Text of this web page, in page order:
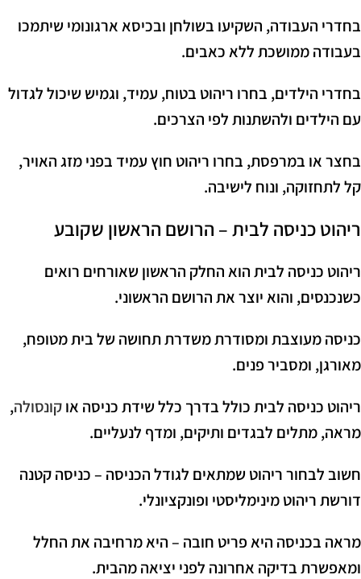
בחדרי העבודה, השקיעו בשולחן ובכיסא ארגונומי שיתמכו
בעבודה ממושכת ללא כאבים.
בחדרי הילדים, בחרו ריהוט בטוח, עמיד, וגמיש שיכול לגדול
עם הילדים ולהשתנות לפי הצרכים.
בחצר או במרפסת, בחרו ריהוט חוץ עמיד בפני מזג האויר,
קל לתחזוקה, ונוח לישיבה.
ריהוט כניסה לבית – הרושם הראשון שקובע
ריהוט כניסה לבית הוא החלק הראשון שאורחים רואים
כשנכנסים, והוא יוצר את הרושם הראשוני.
כניסה מעוצבת ומסודרת משדרת תחושה של בית מטופח,
מאורגן, ומסביר פנים.
ריהוט כניסה לבית כולל בדרך כלל שידת כניסה אוקונסולה,
מראה, מתלים לבגדים ותיקים, ומדף לנעליים.
חשוב לבחור ריהוט שמתאים לגודל הכניסה – כניסה קטנה
דורשת ריהוט מינימליסטי ופונקציונלי.
מראה בכניסה היא פריט חובה – היא מרחיבה את החלל
ומאפשרת בדיקה אחרונה לפני יציאה מהבית.